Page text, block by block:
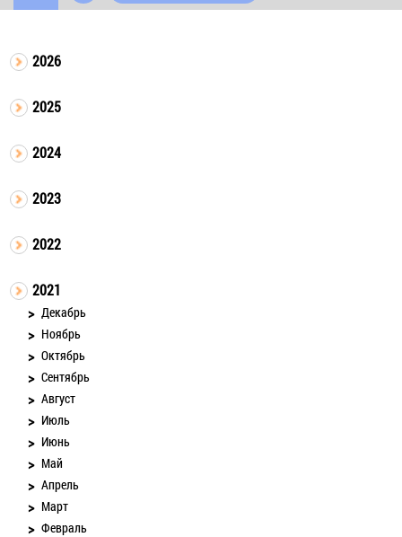
2026
2025
2024
2023
2022
2021
Декабрь
Ноябрь
Октябрь
Сентябрь
Август
Июль
Июнь
Май
Апрель
Март
Февраль